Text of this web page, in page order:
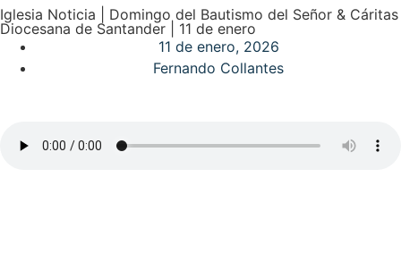
Iglesia Noticia | Domingo del Bautismo del Señor & Cáritas
Diocesana de Santander | 11 de enero
11 de enero, 2026
Fernando Collantes